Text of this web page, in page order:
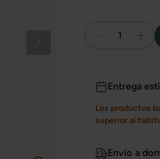
1
Entrega
Los productos
superior al
Envío a